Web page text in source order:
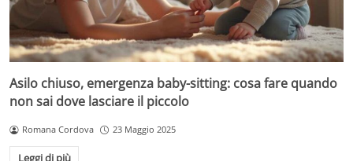
Asilo chiuso, emergenza baby-sitting: cosa fare quando
non sai dove lasciare il piccolo
Romana Cordova 23 Maggio 2025
Leggi di più